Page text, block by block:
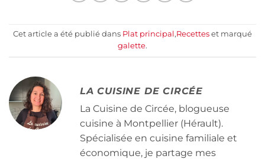
Cet article a été publié dans Plat principal,Recettes et marqué
galette.
LA CUISINE DE CIRCÉE
La Cuisine de Circée, blogueuse
cuisine à Montpellier (Hérault).
Spécialisée en cuisine familiale et
économique, je partage mes